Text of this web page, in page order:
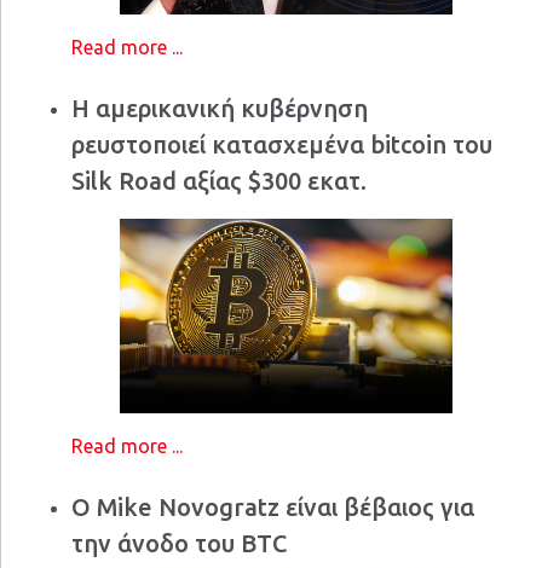
Read more ...
Η αμερικανική κυβέρνηση
ρευστοποιεί κατασχεμένα bitcoin του
Silk Road αξίας $300 εκατ.
Read more ...
Ο Mike Novogratz είναι βέβαιος για
την άνοδο του BTC